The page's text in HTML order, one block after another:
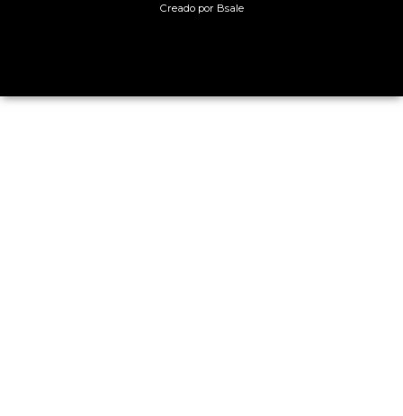
Creado por Bsale